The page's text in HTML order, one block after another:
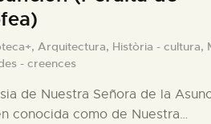
Arquitectura, Història - cultura,
- creences
de Nuestra Señora de la
conocida como de Nuestra…